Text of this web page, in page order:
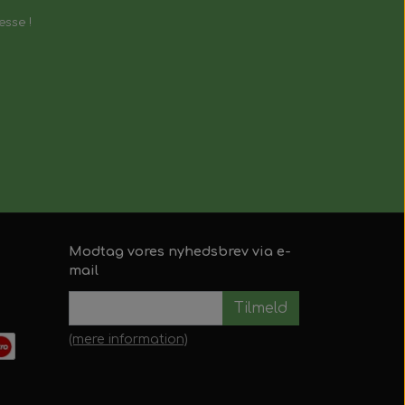
!
Modtag vores nyhedsbrev via e-
mail
Tilmeld
(mere information)